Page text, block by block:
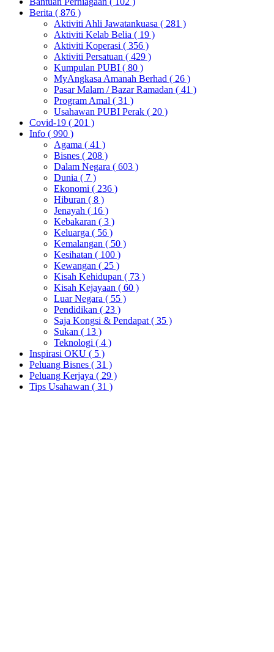
Berita ( 876 )
Aktiviti Ahli Jawatankuasa ( 281 )
Aktiviti Kelab Belia ( 19 )
Aktiviti Koperasi ( 356 )
Aktiviti Persatuan ( 429 )
Kumpulan PUBI ( 80 )
MyAngkasa Amanah Berhad ( 26 )
Pasar Malam / Bazar Ramadan ( 41 )
Program Amal ( 31 )
Usahawan PUBI Perak ( 20 )
Covid-19 ( 201 )
Info ( 990 )
Agama ( 41 )
Bisnes ( 208 )
Dalam Negara ( 603 )
Dunia ( 7 )
Ekonomi ( 236 )
Hiburan ( 8 )
Jenayah ( 16 )
Kebakaran ( 3 )
Keluarga ( 56 )
Kemalangan ( 50 )
Kesihatan ( 100 )
Kewangan ( 25 )
Kisah Kehidupan ( 73 )
Kisah Kejayaan ( 60 )
Luar Negara ( 55 )
Pendidikan ( 23 )
Saja Kongsi & Pendapat( 35 )
Sukan ( 13 )
Teknologi ( 4 )
Inspirasi OKU ( 5 )
Peluang Bisnes ( 31 )
Peluang Kerjaya ( 29 )
Tips Usahawan ( 31 )